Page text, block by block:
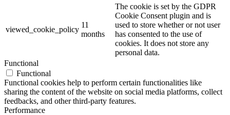
viewed_cookie_policy
11
months
The cookie is set by the GDPR
Cookie Consent plugin and is
used to store whether or not user
has consented to the use of
cookies. It does not store any
personal data.
Functional
Functional
Functional cookies help to perform certain functionalities like
sharing the content of the website on social media platforms, collect
feedbacks, and other third-party features.
Performance